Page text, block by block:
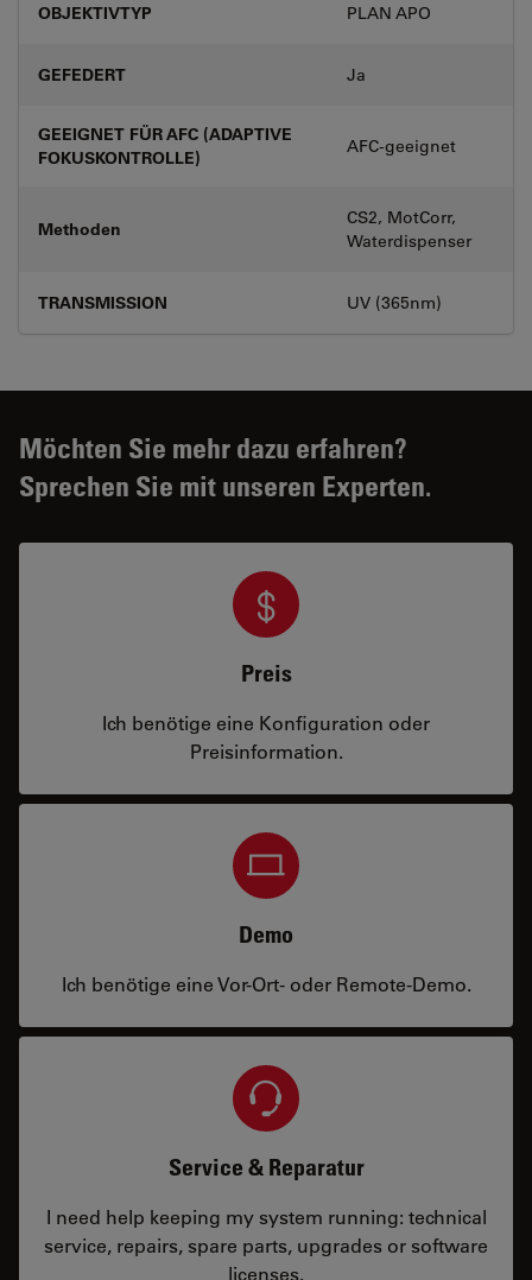
OBJEKTIVTYP PLAN APO
GEFEDERT Ja
GEEIGNET FÜR AFC (ADAPTIVE
FOKUSKONTROLLE)
AFC-geeignet
Methoden
CS2, MotCorr,
Waterdispenser
TRANSMISSION UV (365nm)
Möchten Sie mehr dazu erfahren?
Sprechen Sie mit unseren Experten.
Preis
Ich benötige eine Konfiguration oder
Preisinformation.
Demo
Ich benötige eine Vor-Ort- oder Remote-Demo.
Service & Reparatur
I need help keeping my system running: technical
service, repairs, spare parts, upgrades or software
licenses.